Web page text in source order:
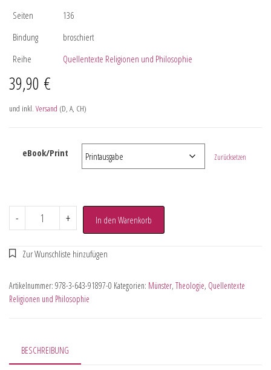
Seiten
136
Bindung
broschiert
Reihe
Quellentexte Religionen und Philosophie
39,90 €
und inkl. Versand (D, A, CH)
eBook/Print Zurücksetzen
- + In den Warenkorb
Artikelnummer: 978-3-643-91897-0 Kategorien: Münster, Theologie, Quellentexte
Religionen und Philosophie
BESCHREIBUNG